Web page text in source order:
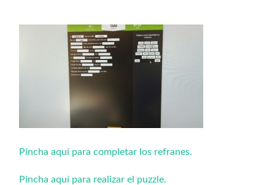
Pincha aquí para completar los refranes.
Pincha aquí para realizar el puzzle.